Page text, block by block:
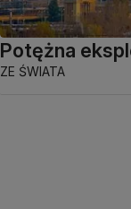
Potężna
ZE ŚWIATA